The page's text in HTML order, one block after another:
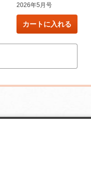
2026年5月号
カートに入れる